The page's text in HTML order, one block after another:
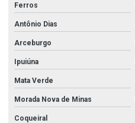
Ferros
Antônio Dias
Arceburgo
Ipuiúna
Mata Verde
Morada Nova de Minas
Coqueiral